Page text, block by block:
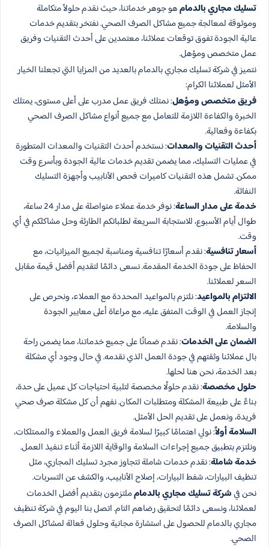
تسليك مجاري بالدمامهو جوهر خدماتنا، حيث نقدم حلولاً متكاملة
وموثوقة لمعالجة جميع مشاكل الصرف الصحي. نفتخر بتقديم خدمات
عالية الجودة تفوق توقعات عملائنا، معتمدين على أحدث التقنيات وفريق
عمل متخصص ومؤهل.
نتميز في شركة تسليك مجاري بالدمام بالعديد من المزايا التي تجعلنا الخيار
الأمثل لعملائنا الكرام:
فريق متخصص ومؤهل: نمتلك فريق عمل مدرب على أعلى مستوى، يمتلك
الخبرة والكفاءة اللازمة للتعامل مع جميع أنواع مشاكل الصرف الصحي
بكفاءة وفعالية.
أحدث التقنيات والمعدات: نستخدم أحدث التقنيات والمعدات المتطورة
في عمليات التسليك، مما يضمن تقديم خدمات عالية الجودة وبأسرع وقت
ممكن. تشمل هذه التقنيات كاميرات فحص الأنابيب وأجهزة التسليك
النفاثة.
خدمة على مدار الساعة
: نوفر خدمة عملاء متواصلة على مدار 24 ساعة،
طوال أيام الأسبوع، للاستجابة السريعة لطلباتكم الطارئة وحل مشاكلكم في أي
وقت.
أسعار تنافسية: نقدم أسعارًا تنافسية ومناسبة لجميع الميزانيات، مع
الحفاظ على جودة الخدمة المقدمة. نسعى دائمًا لتقديم أفضل قيمة مقابل
السعر لعملائنا.
الالتزام بالمواعيد: نلتزم بالمواعيد المحددة مع العملاء، ونحرص على
إنجاز العمل في الوقت المتفق عليه، مع مراعاة أعلى معايير الجودة
والسلامة.
الضمان على الخدمات: نقدم ضمانًا على جميع خدماتنا، مما يضمن راحة
بال عملائنا وثقتهم في جودة العمل الذي نقدمه. في حال وجود أي مشكلة
بعد الخدمة، نحن هنا لحلها.
حلول مخصصة: نقدم حلولًا مخصصة لتلبية احتياجات كل عميل على حدة،
بناءً على طبيعة المشكلة ومتطلبات المكان. نفهم أن كل مشكلة صرف صحي
فريدة، ونعمل على تقديم الحل الأمثل.
السلامة أولاً: نولي اهتمامًا كبيرًا لسلامة فريق العمل والعملاء والممتلكات،
ونلتزم بتطبيق جميع إجراءات السلامة والوقاية اللازمة أثناء تنفيذ العمل.
خدمة شاملة: نقدم خدمات شاملة تتجاوز مجرد تسليك المجاري، مثل
تنظيف البيارات، شفط البيارات، إصلاح الأنابيب، والكشف عن التسربات.
نحن فيشركة تسليك مجاري بالدمامملتزمون بتقديم أفضل الخدمات
لعملائنا، ونسعى دائمًا لتحقيق رضاهم التام. اتصل بنا اليوم في شركة تنظيف
مجاري بالدمام للحصول على استشارة مجانية وحلول فعالة لمشاكل الصرف
الصحي.